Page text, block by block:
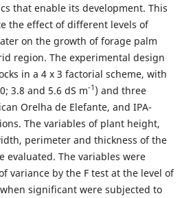
that enable its development. This
the effect of different levels of
on the growth of forage palm
region. The experimental design
in a 4 x 3 factorial scheme, with
3.8 and 5.6 dS m-1 ) and three
Orelha de Elefante, and IPA-
The variables of plant height,
perimeter and thickness of the
evaluated. The variables were
variance by the F test at the level of
significant were subjected to